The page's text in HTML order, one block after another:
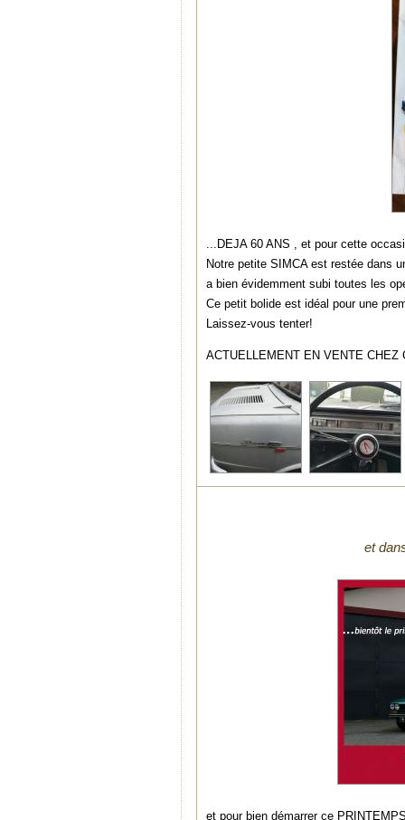
...DEJA 60 ANS , et pour cette
Notre petite SIMCA est restée dans
a bien évidemment subi toutes les
Ce petit bolide est idéal pour une
Laissez-vous tenter!
ACTUELLEMENT EN VENTE CHEZ
et
et pour bien démarrer ce